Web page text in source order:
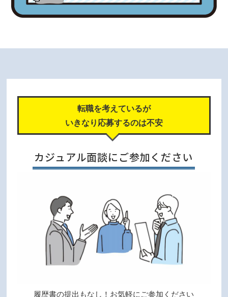
転職を考えているが
いきなり応募するのは不安
カジュアル面談にご参加ください
履歴書の提出もなし！お気軽にご参加ください